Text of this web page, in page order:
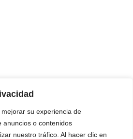
su experiencia de
anuncios o contenidos
nuestro tráfico. Al hacer clic en